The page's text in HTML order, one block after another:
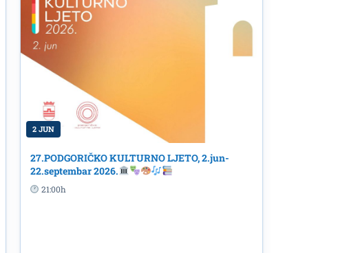
2 JUN
27.PODGORIČKO KULTURNO LJETO, 2.jun-
22.septembar 2026.
21:00h